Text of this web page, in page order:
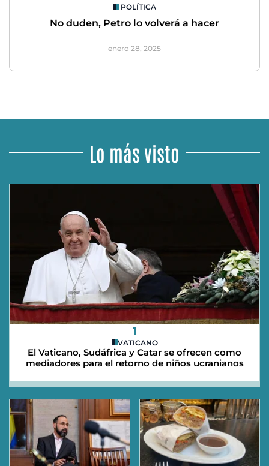
POLÍTICA
No duden, Petro lo volverá a hacer
enero 28, 2025
Lo más visto
1
VATICANO
El Vaticano, Sudáfrica y Catar se ofrecen como
mediadores para el retorno de niños ucranianos